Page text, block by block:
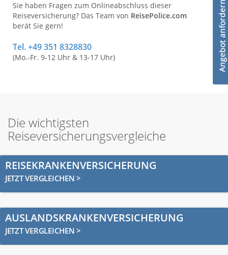
Sie haben Fragen zum Onlineabschluss dieser
Reiseversicherung? Das Team von ReisePolice.com
berät Sie gern!
Tel. +49 351 8328830
(Mo.-Fr. 9-12 Uhr & 13-17 Uhr)
Die wichtigsten
Reiseversicherungsvergleiche
REISEKRANKENVERSICHERUNG
JETZT VERGLEICHEN >
AUSLANDSKRANKENVERSICHERUNG
JETZT VERGLEICHEN >